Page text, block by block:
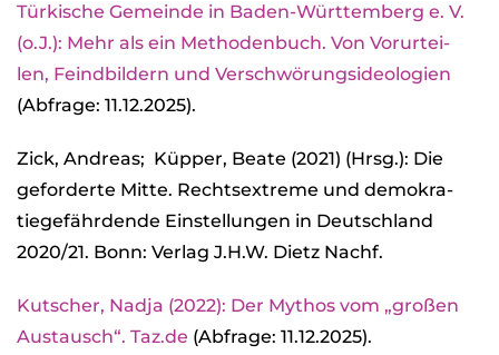
Tür­ki­sche Gemeinde in Baden-Würt­tem­berg e. V.
(o.J.): Mehr als ein Metho­den­buch. Von Vor­ur­tei­
len, Feind­bil­dern und Ver­schwö­rungs­ideo­lo­gien
(Abfrage: 11.12.2025).
Zick, Andreas; Küp­per, Beate (2021) (Hrsg.): Die
gefor­derte Mitte. Rechts­extreme und demo­kra­
tie­ge­fähr­dende Ein­stel­lun­gen in Deutsch­land
2020/21. Bonn: Ver­lag J.H.W. Dietz Nachf.
Kut­scher, Nadja (2022): Der Mythos vom „gro­ßen
Aus­tausch“. Taz.de (Abfrage: 11.12.2025).